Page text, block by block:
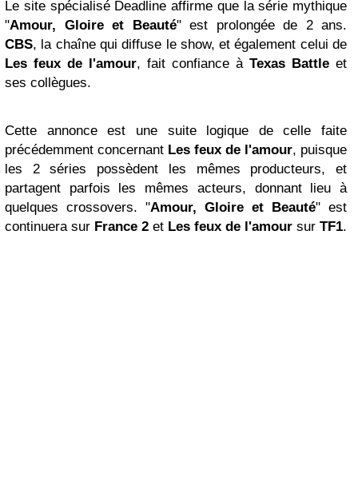
Le site spécialisé Deadline affirme que la série mythique
"Amour, Gloire et Beauté" est prolongée de 2 ans.
CBS, la chaîne qui diffuse le show, et également celui de
Les feux de l'amour, fait confiance à Texas Battle et
ses collègues.
Cette annonce est une suite logique de celle faite
précédemment concernant Les feux de l'amour, puisque
les 2 séries possèdent les mêmes producteurs, et
partagent parfois les mêmes acteurs, donnant lieu à
quelques crossovers. "Amour, Gloire et Beauté" est
continuera sur France 2 et Les feux de l'amour sur TF1.